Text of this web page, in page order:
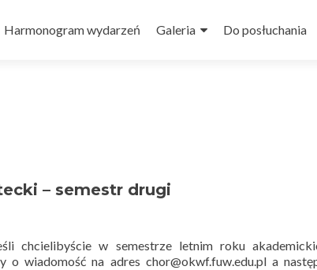
Harmonogram wydarzeń Galeria Do posłuchania
– semestr drugi
chcielibyście w semestrze letnim roku
wiadomość na adres chor@okwf.fuw.edu.pl a